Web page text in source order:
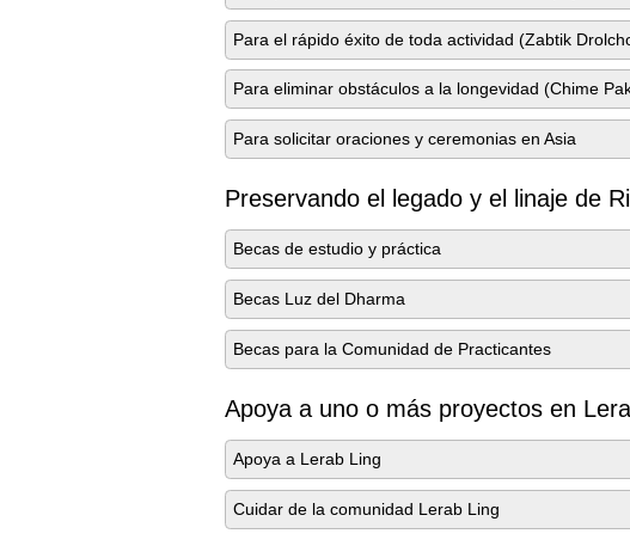
Para el rápido éxito de toda actividad (Zabtik
Para eliminar obstáculos a la longevidad (Chime
Para solicitar oraciones y ceremonias en Asia
Preservando el legado y el linaje de
Becas de estudio y práctica
Becas Luz del Dharma
Becas para la Comunidad de Practicantes
Apoya a uno o más proyectos en
Apoya a Lerab Ling
Cuidar de la comunidad Lerab Ling